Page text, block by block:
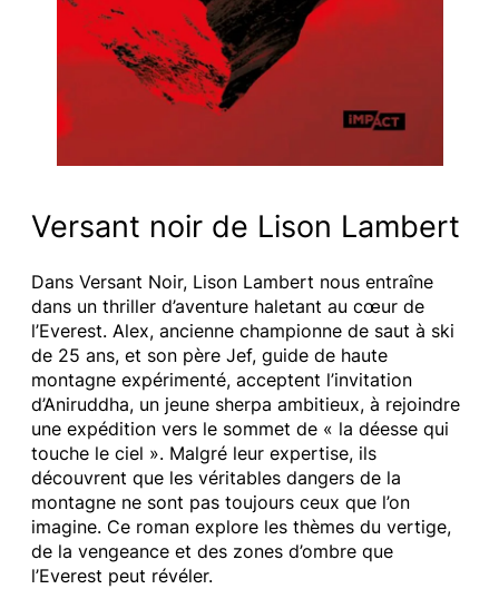
Versant noir de Lison Lambert
Dans Versant Noir, Lison Lambert nous entraîne
dans un thriller d’aventure haletant au cœur de
l’Everest. Alex, ancienne championne de saut à ski
de 25 ans, et son père Jef, guide de haute
montagne expérimenté, acceptent l’invitation
d’Aniruddha, un jeune sherpa ambitieux, à rejoindre
une expédition vers le sommet de « la déesse qui
touche le ciel ». Malgré leur expertise, ils
découvrent que les véritables dangers de la
montagne ne sont pas toujours ceux que l’on
imagine. Ce roman explore les thèmes du vertige,
de la vengeance et des zones d’ombre que
l’Everest peut révéler.